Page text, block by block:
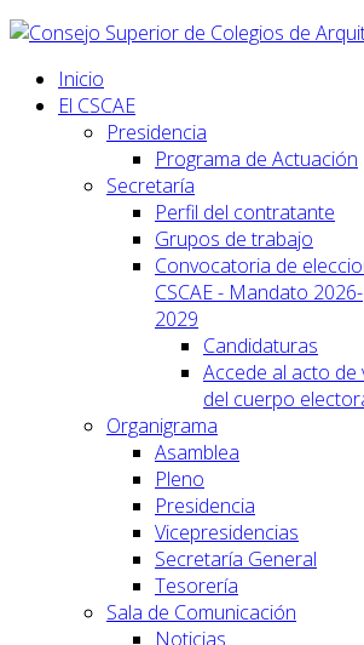
Inicio
El CSCAE
Presidencia
Programa de Actuación
Secretaría
Perfil del contratante
Grupos de trabajo
Convocatoria de
CSCAE - Mandato 2026-
2029
Candidaturas
Accede al acto de
del cuerpo
Organigrama
Asamblea
Pleno
Presidencia
Vicepresidencias
Secretaría General
Tesorería
Sala de Comunicación
Noticias